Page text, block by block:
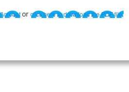
or click here to download the PDF file.